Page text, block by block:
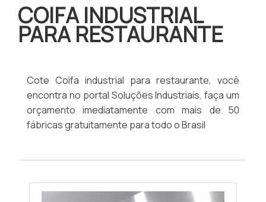
COIFA INDUSTRIAL
PARA RESTAURANTE
Cote Coifa industrial para restaurante, você
encontra no portal Soluções Industriais, faça um
orçamento imediatamente com mais de 50
fábricas gratuitamente para todo o Brasil